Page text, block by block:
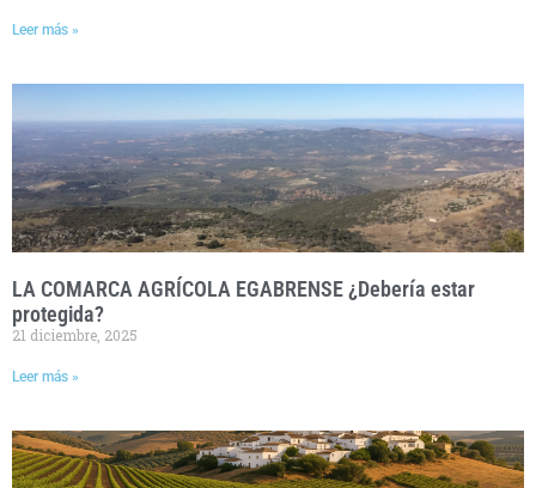
Leer más »
LA COMARCA AGRÍCOLA EGABRENSE ¿Debería estar
protegida?
21 diciembre, 2025
Leer más »